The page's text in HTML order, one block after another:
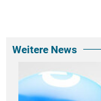
Weitere News